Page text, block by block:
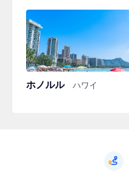
ホノルル ハワイ